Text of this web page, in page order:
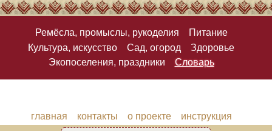
Ремёсла, промыслы, рукоделия
Питание
Культура, искусство
Сад, огород
Здоровье
Экопоселения, праздники
Словарь
главная контакты о проекте инструкция